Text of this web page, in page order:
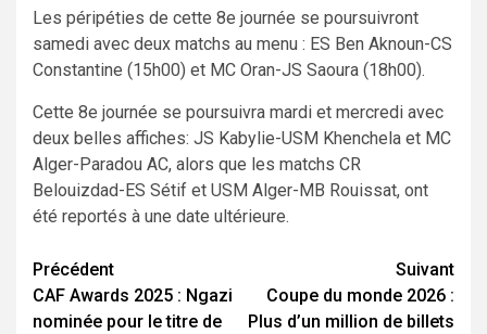
Les péripéties de cette 8e journée se poursuivront
samedi avec deux matchs au menu : ES Ben Aknoun-CS
Constantine (15h00) et MC Oran-JS Saoura (18h00).
Cette 8e journée se poursuivra mardi et mercredi avec
deux belles affiches: JS Kabylie-USM Khenchela et MC
Alger-Paradou AC, alors que les matchs CR
Belouizdad-ES Sétif et USM Alger-MB Rouissat, ont
été reportés à une date ultérieure.
Navigation
d’article
Précédent
CAF Awards 2025 : Ngazi
nominée pour le titre de
Suivant
Coupe du monde 2026 :
Plus d’un million de billets